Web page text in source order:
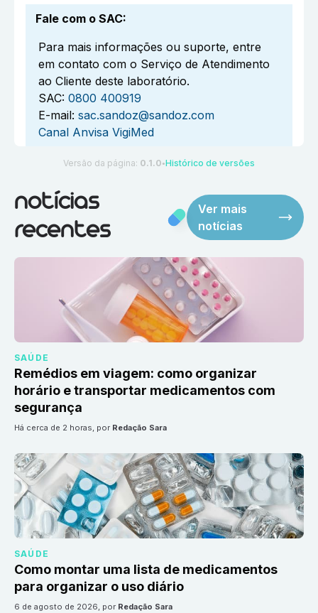
Fale com o SAC:
Para mais informações ou suporte, entre
em contato com o Serviço de Atendimento
ao Cliente deste laboratório.
SAC: 0800 400919
E-mail: sac.sandoz@sandoz.com
Canal Anvisa VigiMed
Versão da página: 0.1.0 ●Histórico de versões
notícias
recentes
Ver mais
notícias
SAÚDE
Remédios em viagem: como organizar
horário e transportar medicamentos com
segurança
há cerca de 2 horas, por Redação Sara
SAÚDE
Como montar uma lista de medicamentos
para organizar o uso diário
6 de agosto de 2026, por Redação Sara